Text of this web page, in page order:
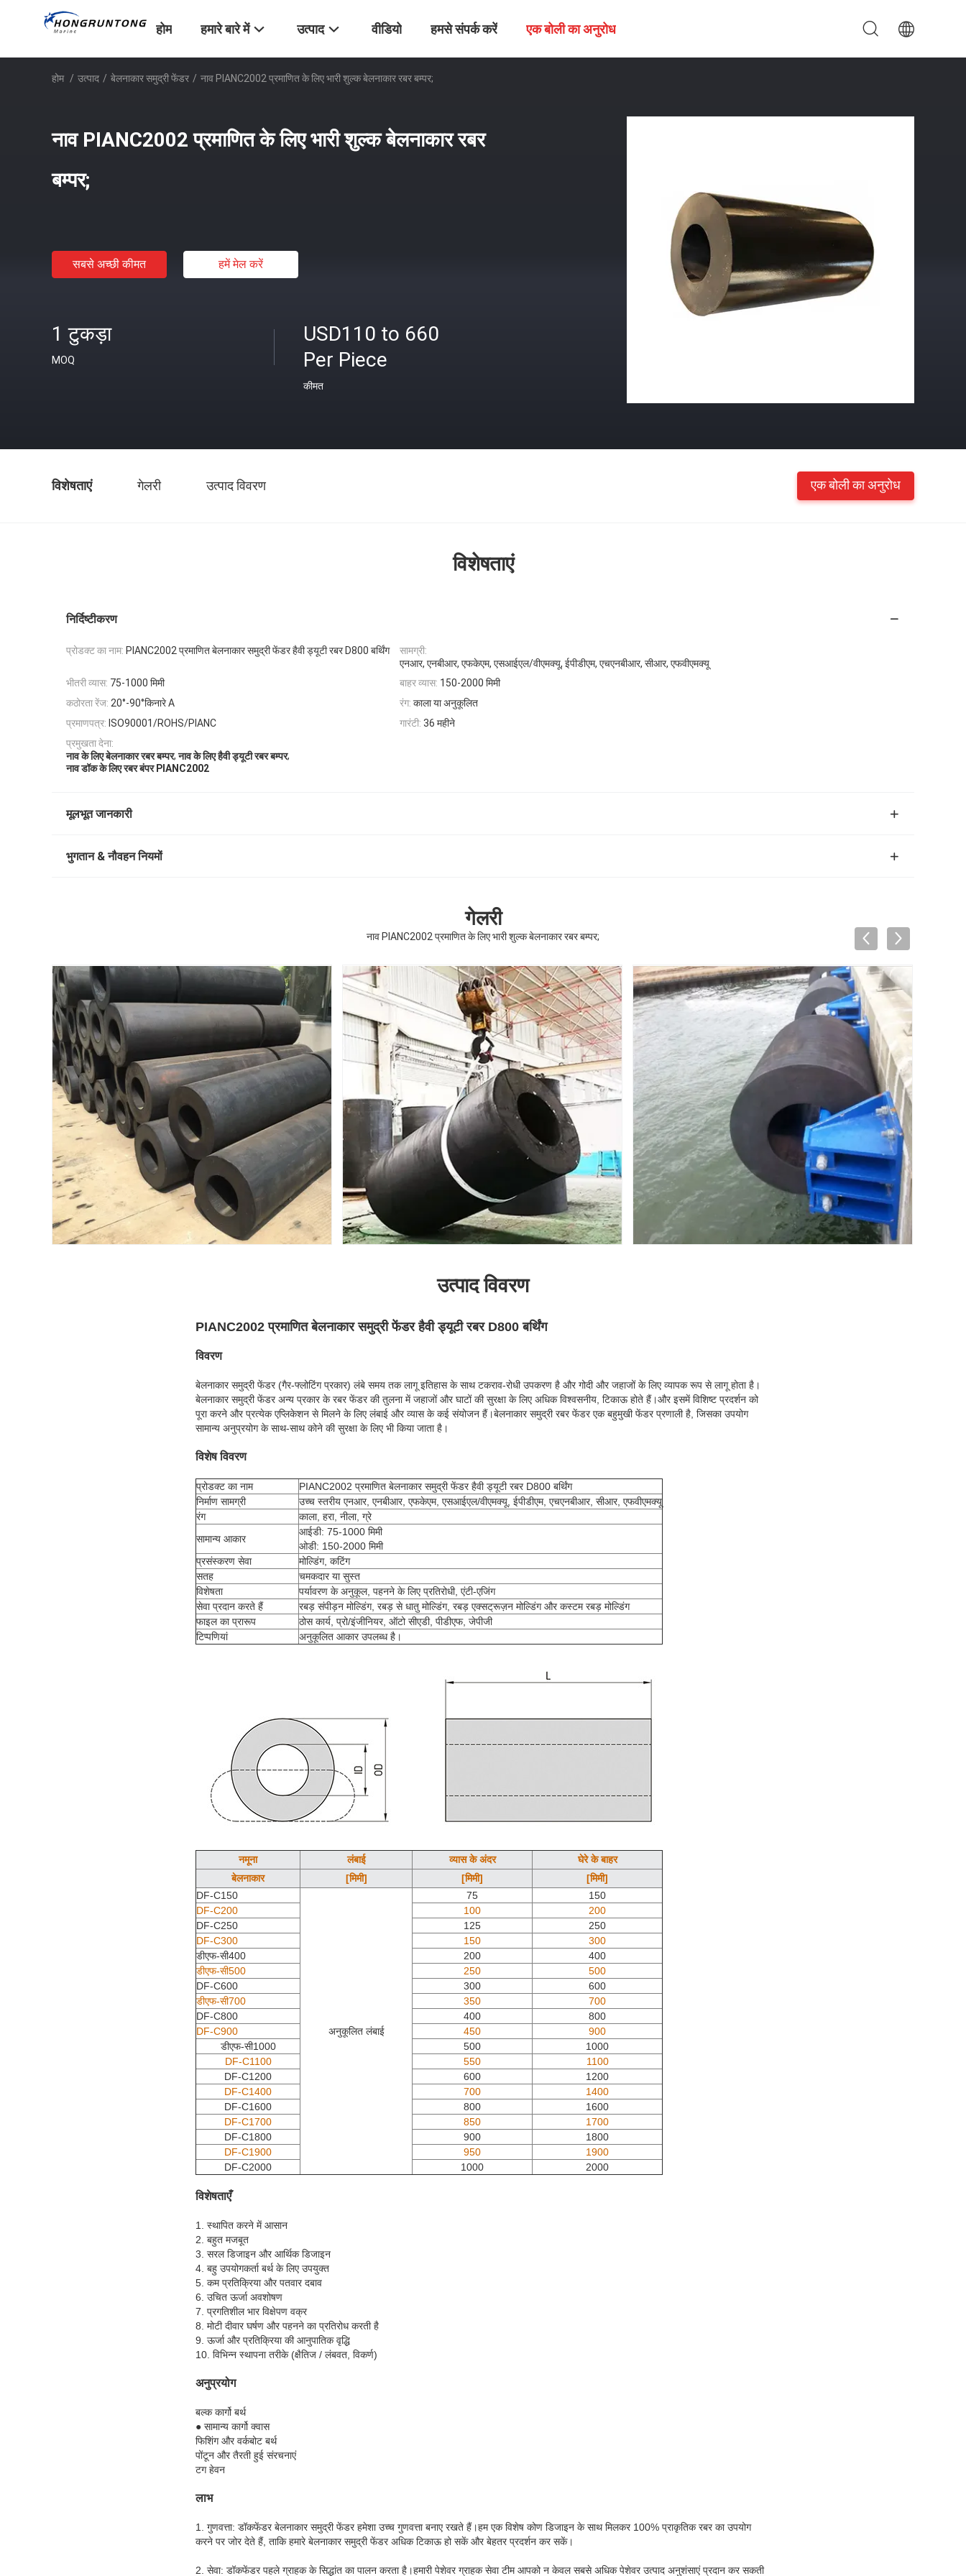
होम हमारे बारे में उत्पाद वीडियो हमसे संपर्क करें एक बोली का अनुरोध
होम / उत्पाद / बेलनाकार समुद्री फेंडर / नाव PIANC2002 प्रमाणित के लिए भारी शुल्क बेलनाकार रबर बम्पर;
नाव PIANC2002 प्रमाणित के लिए भारी शुल्क बेलनाकार रबर
बम्पर;
सबसे अच्छी कीमत हमें मेल करें
1 टुकड़ा
MOQ
USD110 to 660
Per Piece
कीमत
विशेषताएं गेलरी उत्पाद विवरण एक बोली का अनुरोध
विशेषताएं
निर्दिष्टीकरण
प्रोडक्ट का नाम: PIANC2002 प्रमाणित बेलनाकार समुद्री फेंडर हैवी ड्यूटी रबर D800 बर्थिंग
सामग्री:
एनआर, एनबीआर, एफकेएम, एसआईएल/वीएमक्यू, ईपीडीएम, एचएनबीआर, सीआर, एफवीएमक्यू
भीतरी व्यास: 75-1000 मिमी बाहर व्यास: 150-2000 मिमी
कठोरता रेंज: 20°-90°किनारे A रंग: काला या अनुकूलित
प्रमाणपत्र: ISO90001/ROHS/PIANC गारंटी: 36 महीने
प्रमुखता देना:
नाव के लिए बेलनाकार रबर बम्पर,नाव के लिए हैवी ड्यूटी रबर बम्पर,
नाव डॉक के लिए रबर बंपर PIANC2002
मूलभूत जानकारी
भुगतान & नौवहन नियमों
गेलरी
नाव PIANC2002 प्रमाणित के लिए भारी शुल्क बेलनाकार रबर बम्पर;
उत्पाद विवरण
PIANC2002 प्रमाणित बेलनाकार समुद्री फेंडर हैवी ड्यूटी रबर D800 बर्थिंग
विवरण
बेलनाकार समुद्री फेंडर (गैर-फ्लोटिंग प्रकार) लंबे समय तक लागू इतिहास के साथ टकराव-रोधी उपकरण है और गोदी और जहाजों के लिए व्यापक रूप से लागू होता है।
बेलनाकार समुद्री फेंडर अन्य प्रकार के रबर फेंडर की तुलना में जहाजों और घाटों की सुरक्षा के लिए अधिक विश्वसनीय, टिकाऊ होते हैं।और इसमें विशिष्ट प्रदर्शन को
पूरा करने और प्रत्येक एप्लिकेशन से मिलने के लिए लंबाई और व्यास के कई संयोजन हैं।बेलनाकार समुद्री रबर फेंडर एक बहुमुखी फेंडर प्रणाली है, जिसका उपयोग
सामान्य अनुप्रयोग के साथ-साथ कोने की सुरक्षा के लिए भी किया जाता है।
विशेष विवरण
प्रोडक्ट का नाम
PIANC2002 प्रमाणित बेलनाकार समुद्री फेंडर हैवी ड्यूटी रबर D800 बर्थिंग
निर्माण सामग्री
उच्च स्तरीय एनआर, एनबीआर, एफकेएम, एसआईएल/वीएमक्यू, ईपीडीएम, एचएनबीआर, सीआर, एफवीएमक्यू
रंग
काला, हरा, नीला, ग्रे
सामान्य आकार
आईडी: 75-1000 मिमी
ओडी: 150-2000 मिमी
प्रसंस्करण सेवा
मोल्डिंग, कटिंग
सतह
चमकदार या सुस्त
विशेषता
पर्यावरण के अनुकूल, पहनने के लिए प्रतिरोधी, एंटी-एजिंग
सेवा प्रदान करते हैं
रबड़ संपीड़न मोल्डिंग, रबड़ से धातु मोल्डिंग, रबड़ एक्सट्रूज़न मोल्डिंग और कस्टम रबड़ मोल्डिंग
फाइल का प्रारूप
ठोस कार्य, प्रो/इंजीनियर, ऑटो सीएडी, पीडीएफ, जेपीजी
टिप्पणियां
अनुकूलित आकार उपलब्ध है।
नमूना लंबाई व्यास के अंदर
घेरे के बाहर
बेलनाकार
[मिमी] [मिमी]
[मिमी]
DF-C150
अनुकूलित लंबाई
75
150
DF-C200
100
200
DF-C250
125
250
DF-C300
150
300
डीएफ-सी400
200
400
डीएफ-सी500
250
500
DF-C600
300
600
डीएफ-सी700
350
700
DF-C800
400
800
DF-C900
450
900
डीएफ-सी1000
500
1000
DF-C1100
550
1100
DF-C1200
600
1200
DF-C1400
700
1400
DF-C1600
800
1600
DF-C1700
850
1700
DF-C1800
900
1800
DF-C1900
950
1900
DF-C2000
1000 2000
विशेषताएँ
1. स्थापित करने में आसान
2. बहुत मजबूत
3. सरल डिजाइन और आर्थिक डिजाइन
4. बहु उपयोगकर्ता बर्थ के लिए उपयुक्त
5. कम प्रतिक्रिया और पतवार दबाव
6. उचित ऊर्जा अवशोषण
7. प्रगतिशील भार विक्षेपण वक्र
8. मोटी दीवार घर्षण और पहनने का प्रतिरोध करती है
9. ऊर्जा और प्रतिक्रिया की आनुपातिक वृद्धि
10. विभिन्न स्थापना तरीके (क्षैतिज / लंबवत, विकर्ण)
अनुप्रयोग
बल्क कार्गो बर्थ
● सामान्य कार्गो क्वास
फिशिंग और वर्कबोट बर्थ
पोंटून और तैरती हुई संरचनाएं
टग हेवन
लाभ
1. गुणवत्ता: डॉकफेंडर बेलनाकार समुद्री फेंडर हमेशा उच्च गुणवत्ता बनाए रखते हैं।हम एक विशेष कोण डिजाइन के साथ मिलकर 100% प्राकृतिक रबर का उपयोग
करने पर जोर देते हैं, ताकि हमारे बेलनाकार समुद्री फेंडर अधिक टिकाऊ हो सकें और बेहतर प्रदर्शन कर सकें।
2. सेवा: डॉकफेंडर पहले ग्राहक के सिद्धांत का पालन करता है।हमारी पेशेवर ग्राहक सेवा टीम आपको न केवल सबसे अधिक पेशेवर उत्पाद अनुशंसाएं प्रदान कर सकती